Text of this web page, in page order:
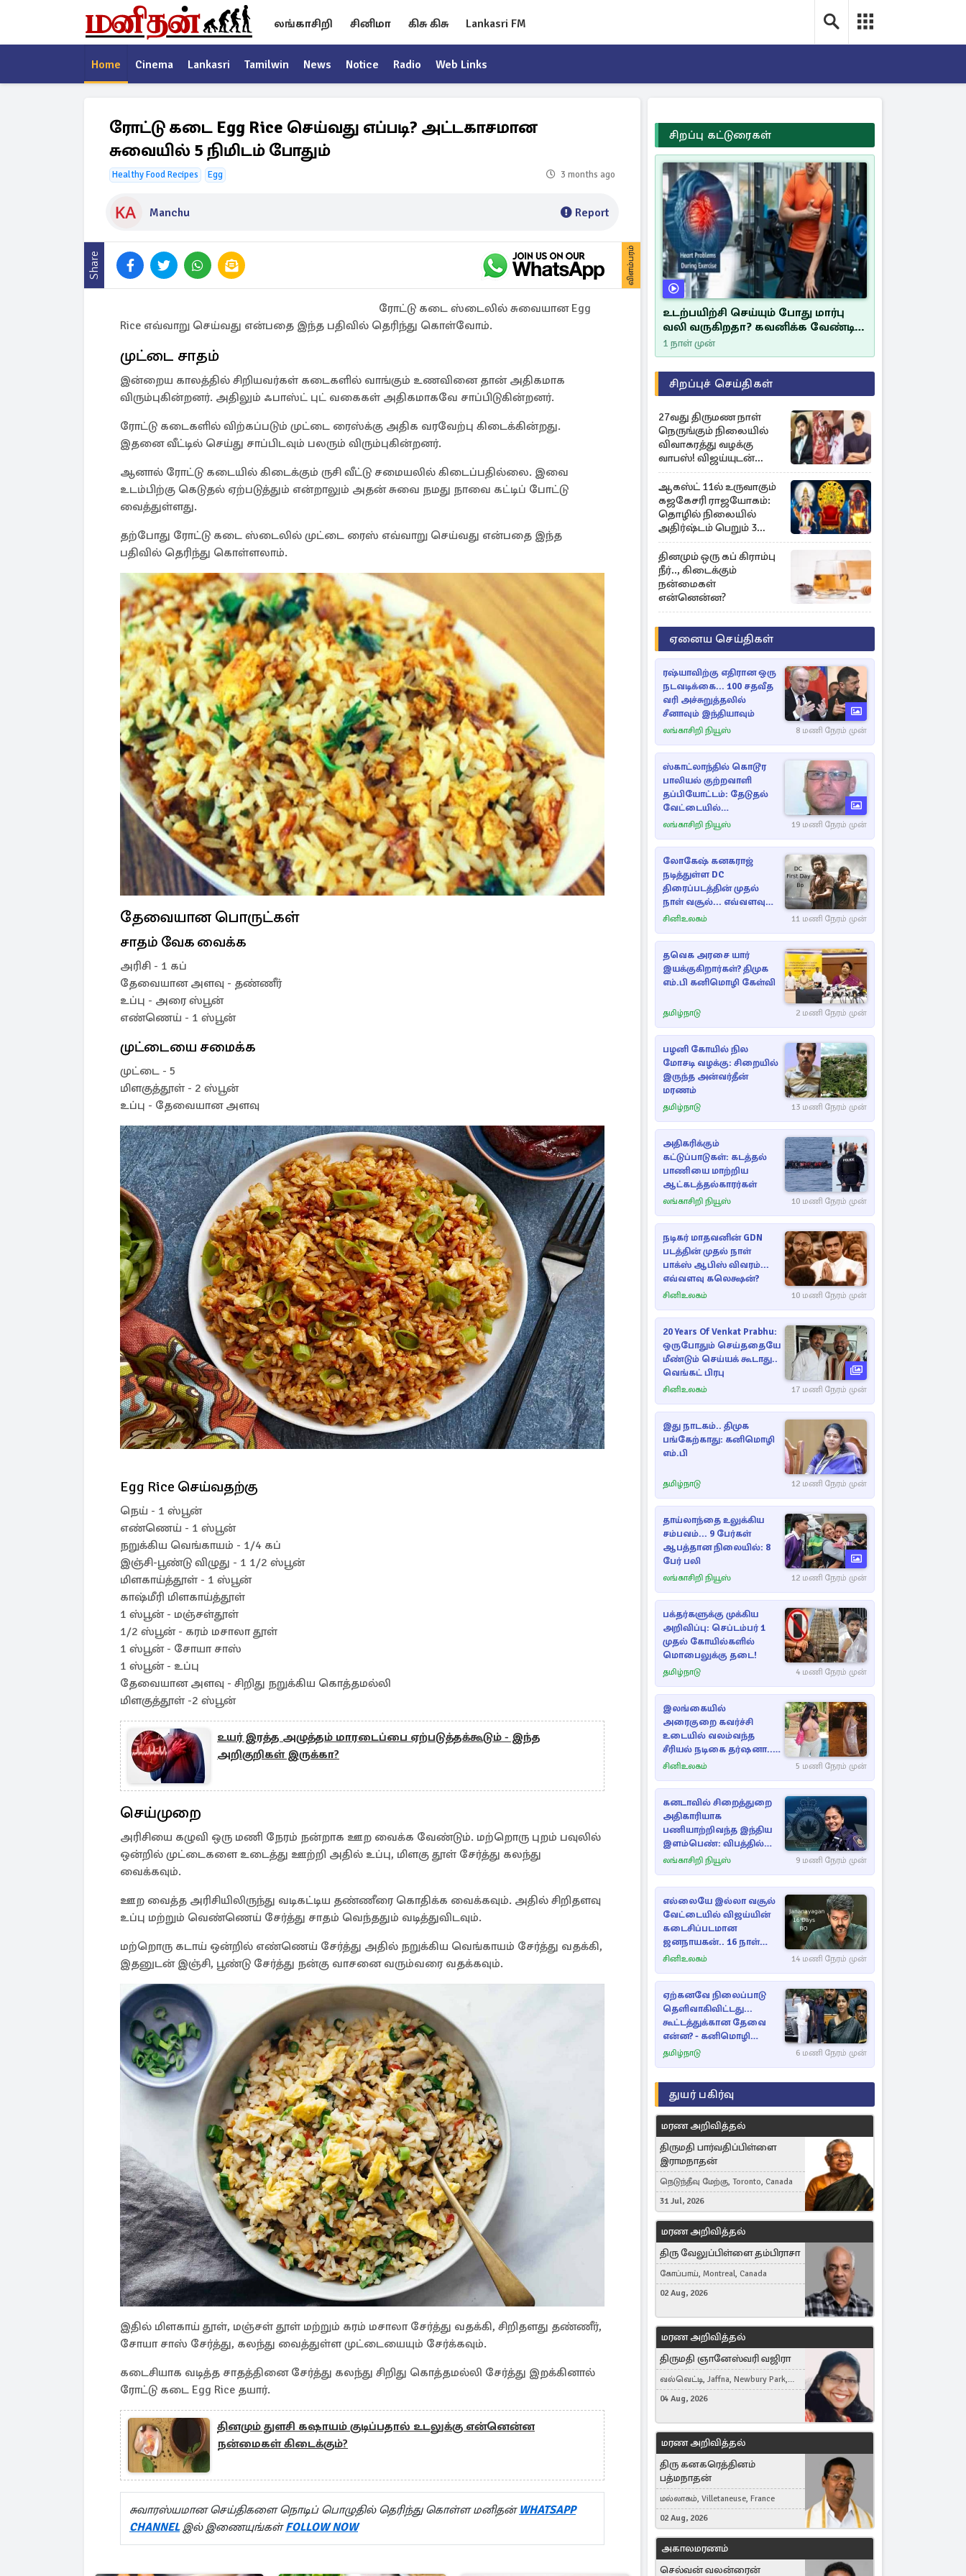
லங்காசிறி சினிமா கிசு கிசு Lankasri FM
Home Cinema Lankasri Tamilwin News Notice Radio Web Links
ரோட்டு கடை Egg Rice செய்வது எப்படி? அட்டகாசமான
சுவையில் 5 நிமிடம் போதும்
Healthy Food Recipes Egg 3 months ago
Manchu Report
Share விளம்பரம்
ரோட்டு கடை ஸ்டைலில் சுவையான Egg
Rice எவ்வாறு செய்வது என்பதை இந்த பதிவில் தெரிந்து கொள்வோம்.
முட்டை சாதம்
இன்றைய காலத்தில் சிறியவர்கள் கடைகளில் வாங்கும் உணவினை தான் அதிகமாக
விரும்புகின்றனர். அதிலும் ஃபாஸ்ட் புட் வகைகள் அதிகமாகவே சாப்பிடுகின்றனர்.
ரோட்டு கடைகளில் விற்கப்படும் முட்டை ரைஸ்க்கு அதிக வரவேற்பு கிடைக்கின்றது.
இதனை வீட்டில் செய்து சாப்பிடவும் பலரும் விரும்புகின்றனர்.
ஆனால் ரோட்டு கடையில் கிடைக்கும் ருசி வீட்டு சமையலில் கிடைப்பதில்லை. இவை
உடம்பிற்கு கெடுதல் ஏற்படுத்தும் என்றாலும் அதன் சுவை நமது நாவை கட்டிப் போட்டு
வைத்துள்ளது.
தற்போது ரோட்டு கடை ஸ்டைலில் முட்டை ரைஸ் எவ்வாறு செய்வது என்பதை இந்த
பதிவில் தெரிந்து கொள்ளலாம்.
தேவையான பொருட்கள்
சாதம் வேக வைக்க
அரிசி - 1 கப்
தேவையான அளவு - தண்ணீர்
உப்பு - அரை ஸ்பூன்
எண்ணெய் - 1 ஸ்பூன்
முட்டையை சமைக்க
முட்டை - 5
மிளகுத்தூள் - 2 ஸ்பூன்
உப்பு - தேவையான அளவு
Egg Rice செய்வதற்கு
நெய் - 1 ஸ்பூன்
எண்ணெய் - 1 ஸ்பூன்
நறுக்கிய வெங்காயம் - 1/4 கப்
இஞ்சி-பூண்டு விழுது - 1 1/2 ஸ்பூன்
மிளகாய்த்தூள் - 1 ஸ்பூன்
காஷ்மீரி மிளகாய்த்தூள்
1 ஸ்பூன் - மஞ்சள்தூள்
1/2 ஸ்பூன் - கரம் மசாலா தூள்
1 ஸ்பூன் - சோயா சாஸ்
1 ஸ்பூன் - உப்பு
தேவையான அளவு - சிறிது நறுக்கிய கொத்தமல்லி
மிளகுத்தூள் -2 ஸ்பூன்
உயர் இரத்த அழுத்தம் மாரடைப்பை ஏற்படுத்தக்கூடும் - இந்த
அறிகுறிகள் இருக்கா?
செய்முறை
அரிசியை கழுவி ஒரு மணி நேரம் நன்றாக ஊற வைக்க வேண்டும். மற்றொரு புறம் பவுலில்
ஒன்றில் முட்டைகளை உடைத்து ஊற்றி அதில் உப்பு, மிளகு தூள் சேர்த்து கலந்து
வைக்கவும்.
ஊற வைத்த அரிசியிலிருந்து வடிகட்டிய தண்ணீரை கொதிக்க வைக்கவும். அதில் சிறிதளவு
உப்பு மற்றும் வெண்ணெய் சேர்த்து சாதம் வெந்ததும் வடித்துவிடவும்.
மற்றொரு கடாய் ஒன்றில் எண்ணெய் சேர்த்து அதில் நறுக்கிய வெங்காயம் சேர்த்து வதக்கி,
இதனுடன் இஞ்சி, பூண்டு சேர்த்து நன்கு வாசனை வரும்வரை வதக்கவும்.
இதில் மிளகாய் தூள், மஞ்சள் தூள் மற்றும் கரம் மசாலா சேர்த்து வதக்கி, சிறிதளது தண்ணீர்,
சோயா சாஸ் சேர்த்து, கலந்து வைத்துள்ள முட்டையையும் சேர்க்கவும்.
கடைசியாக வடித்த சாதத்தினை சேர்த்து கலந்து சிறிது கொத்தமல்லி சேர்த்து இறக்கினால்
ரோட்டு கடை Egg Rice தயார்.
தினமும் துளசி கஷாயம் குடிப்பதால் உடலுக்கு என்னென்ன
நன்மைகள் கிடைக்கும்?
சுவாரஸ்யமான செய்திகளை நொடிப் பொழுதில் தெரிந்து கொள்ள மனிதன் WHATSAPP
CHANNELஇல் இணையுங்கள்FOLLOW NOW
சிறப்பு கட்டுரைகள்
உடற்பயிற்சி செய்யும் போது மார்பு
வலி வருகிறதா? கவனிக்க வேண்டிய
எச்சரிக்கை அறிகுறிகள்
1 நாள் முன்
சிறப்புச் செய்திகள்
27வது திருமண நாள்
நெருங்கும் நிலையில்
விவாகரத்து வழக்கு
வாபஸ்! விஜய்யுடன்
மீண்டும் இணைவாரா?
ஆகஸ்ட் 11ல் உருவாகும்
கஜகேசரி ராஜயோகம்:
தொழில் நிலையில்
அதிர்ஷ்டம் பெறும் 3
ராசிகள்!
தினமும் ஒரு கப் கிராம்பு
நீர்.., கிடைக்கும்
நன்மைகள்
என்னென்ன?
ஏனைய செய்திகள்
ரஷ்யாவிற்கு எதிரான ஒரு
நடவடிக்கை... 100 சதவீத
வரி அச்சுறுத்தலில்
சீனாவும் இந்தியாவும்
லங்காசிறி நியூஸ் 8 மணி நேரம் முன்
ஸ்காட்லாந்தில் கொடூர
பாலியல் குற்றவாளி
தப்பியோட்டம்: தேடுதல்
வேட்டையில்
காவல்துறையினர்
லங்காசிறி நியூஸ் 19 மணி நேரம் முன்
லோகேஷ் கனகராஜ்
நடித்துள்ள DC
திரைப்படத்தின் முதல்
நாள் வசூல்... எவ்வளவு
தெரியுமா?
சினிஉலகம் 11 மணி நேரம் முன்
தவெக அரசை யார்
இயக்குகிறார்கள்? திமுக
எம்.பி கனிமொழி கேள்வி
தமிழ்நாடு 2 மணி நேரம் முன்
பழனி கோயில் நில
மோசடி வழக்கு: சிறையில்
இருந்த அன்வர்தீன்
மரணம்
தமிழ்நாடு 13 மணி நேரம் முன்
அதிகரிக்கும்
கட்டுப்பாடுகள்: கடத்தல்
பாணியை மாற்றிய
ஆட்கடத்தல்காரர்கள்
லங்காசிறி நியூஸ் 10 மணி நேரம் முன்
நடிகர் மாதவனின் GDN
படத்தின் முதல் நாள்
பாக்ஸ் ஆபிஸ் விவரம்...
எவ்வளவு கலெக்ஷன்?
சினிஉலகம் 10 மணி நேரம் முன்
20 Years Of Venkat Prabhu:
ஒருபோதும் செய்ததையே
மீண்டும் செய்யக் கூடாது..
வெங்கட் பிரபு
சினிஉலகம் 17 மணி நேரம் முன்
இது நாடகம்.. திமுக
பங்கேற்காது: கனிமொழி
எம்.பி
தமிழ்நாடு 12 மணி நேரம் முன்
தாய்லாந்தை உலுக்கிய
சம்பவம்... 9 பேர்கள்
ஆபத்தான நிலையில்: 8
பேர் பலி
லங்காசிறி நியூஸ் 12 மணி நேரம் முன்
பக்தர்களுக்கு முக்கிய
அறிவிப்பு: செப்டம்பர் 1
முதல் கோயில்களில்
மொபைலுக்கு தடை!
தமிழ்நாடு 4 மணி நேரம் முன்
இலங்கையில்
அரைகுறை கவர்ச்சி
உடையில் வலம்வந்த
சீரியல் நடிகை தர்ஷனா...
அவரே வெளியிட்ட
சினிஉலகம் 5 மணி நேரம் முன்
கனடாவில் சிறைத்துறை
அதிகாரியாக
பணியாற்றிவந்த இந்திய
இளம்பெண்: விபத்தில்
பலி
லங்காசிறி நியூஸ் 9 மணி நேரம் முன்
எல்லையே இல்லா வசூல்
வேட்டையில் விஜய்யின்
கடைசிப்படமான
ஜனநாயகன்.. 16 நாள்
பாக்ஸ் ஆபிஸ்
சினிஉலகம் 14 மணி நேரம் முன்
ஏற்கனவே நிலைப்பாடு
தெளிவாகிவிட்டது...
கூட்டத்துக்கான தேவை
என்ன? - கனிமொழி
விமர்சனம்
தமிழ்நாடு 6 மணி நேரம் முன்
துயர் பகிர்வு
மரண அறிவித்தல்
திருமதி பார்வதிப்பிள்ளை
இராமநாதன்
நெடுந்தீவு மேற்கு, Toronto, Canada
31 Jul, 2026
மரண அறிவித்தல்
திரு வேலுப்பிள்ளை தம்பிராசா
கோப்பாய், Montreal, Canada
02 Aug, 2026
மரண அறிவித்தல்
திருமதி ஞானேஸ்வரி வஜிரா
வல்வெட்டி, Jaffna, Newbury Park,
United Kingdom
04 Aug, 2026
மரண அறிவித்தல்
திரு கனகரெத்தினம்
பத்மநாதன்
மல்லாகம், Villetaneuse, France
02 Aug, 2026
அகாலமரணம்
செல்வன் வலன்ரைன்